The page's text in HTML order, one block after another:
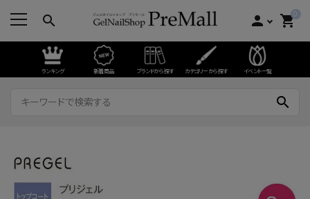
search person 0
shopping_cart
ランキング 新着商品 ブランドから探す カテゴリーから探す イベント一覧
search